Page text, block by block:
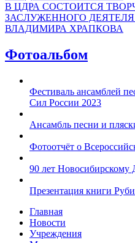
В ЦДРА СОСТОИТСЯ
ЗАСЛУЖЕННОГО
ВЛАДИМИРА ХРАПКОВА
Фотоальбом
Фестиваль ансамблей
Сил России 2023
Ансамбль песни и
Фотоотчёт о
90 лет Новосибирскому
Презентация книги
Главная
Новости
Учреждения